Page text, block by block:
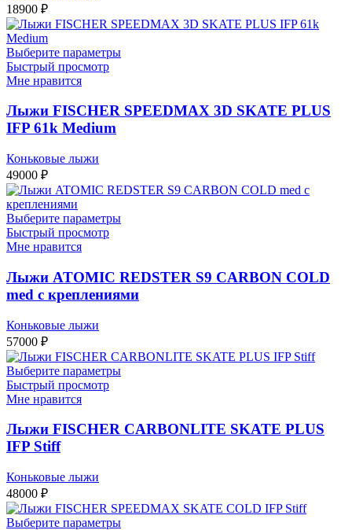
18900 ₽
Выберите параметры
Быстрый просмотр
Мне нравится
Лыжи FISCHER SPEEDMAX 3D SKATE PLUS
IFP 61k Medium
Коньковые лыжи
49000 ₽
Выберите параметры
Быстрый просмотр
Мне нравится
Лыжи ATOMIC REDSTER S9 CARBON COLD
med с креплениями
Коньковые лыжи
57000 ₽
Выберите параметры
Быстрый просмотр
Мне нравится
Лыжи FISCHER CARBONLITE SKATE PLUS
IFP Stiff
Коньковые лыжи
48000 ₽
Выберите параметры